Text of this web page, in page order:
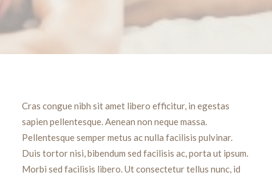
Cras congue nibh sit amet libero efficitur, in egestas
sapien pellentesque. Aenean non neque massa.
Pellentesque semper metus ac nulla facilisis pulvinar.
Duis tortor nisi, bibendum sed facilisis ac, porta ut ipsum.
Morbi sed facilisis libero. Ut consectetur tellus nunc, id